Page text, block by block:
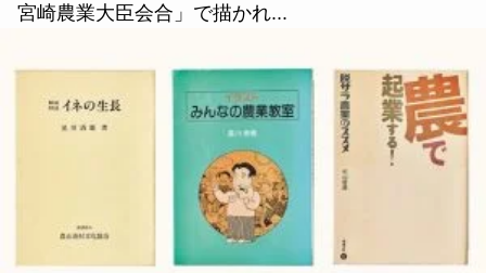
宮崎農業大臣会合」で描かれ...